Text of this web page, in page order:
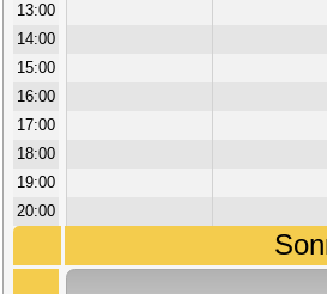
13:00
14:00
15:00
16:00
17:00
18:00
19:00
20:00